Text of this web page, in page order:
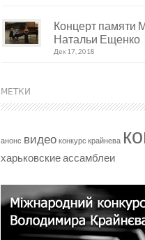
Концерт памяти
Натальи Ещенко
Дек 17, 2018
МЕТКИ
анонс видео конкурс крайнева
харьковские ассамблеи